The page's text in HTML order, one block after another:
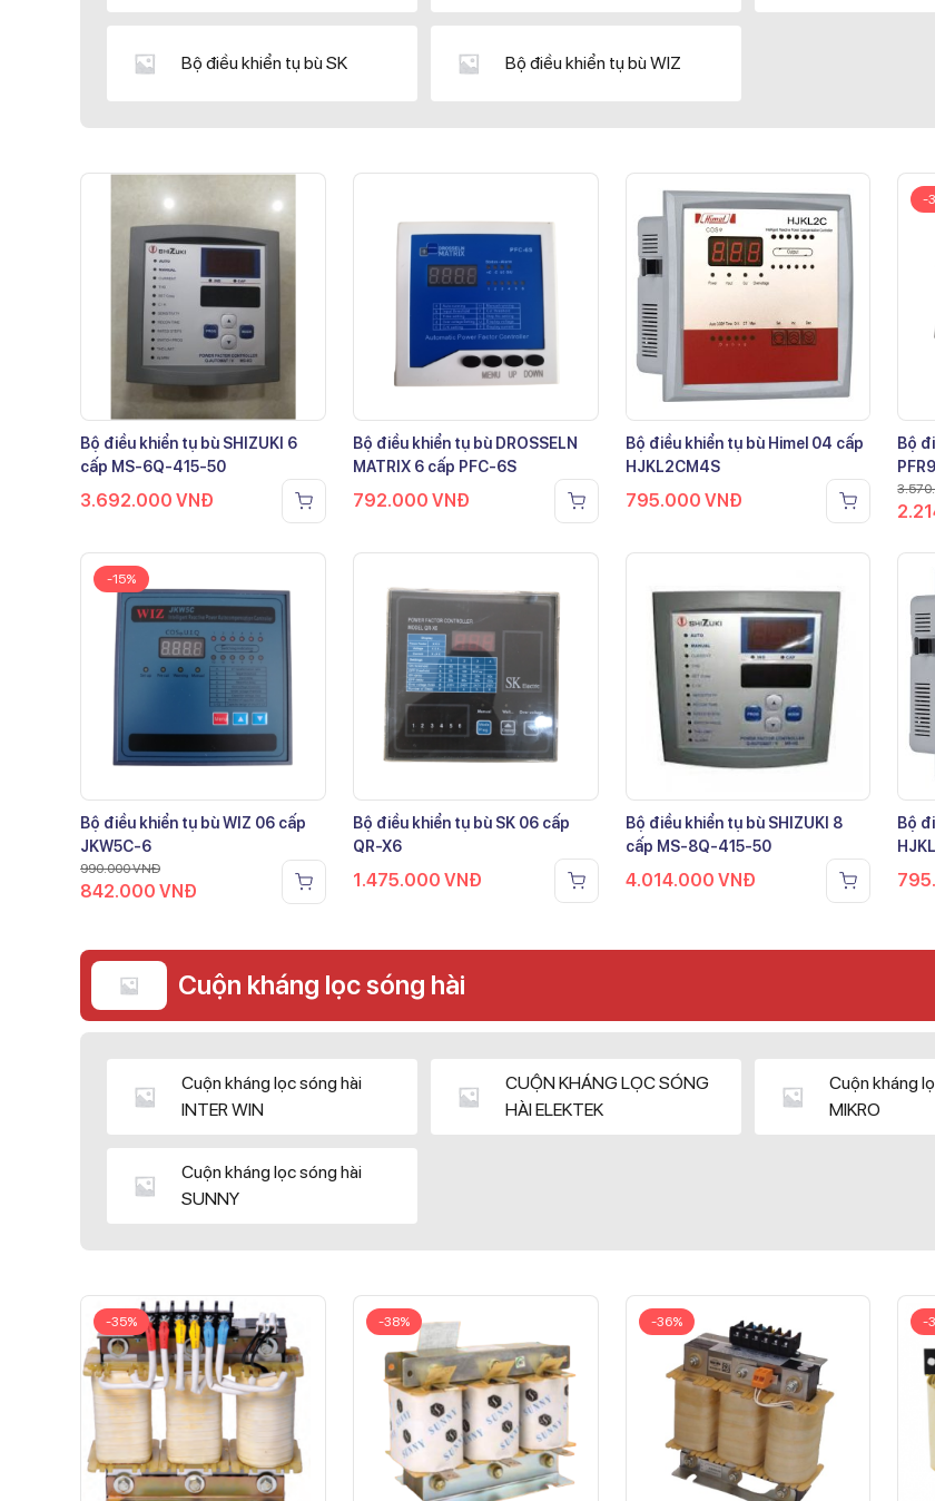
Bộ điều khiển tụ bù SK Bộ điều khiển tụ bù WIZ
Bộ điều khiển tụ bù SHIZUKI 6
cấp MS-6Q-415-50
3.692.000 VNĐ
Bộ điều khiển tụ bù DROSSELN
MATRIX 6 cấp PFC-6S
792.000 VNĐ
Bộ điều khiển tụ bù Himel 04 cấp
HJKL2CM4S
795.000 VNĐ
-
Bộ
-15%
Bộ điều khiển tụ bù WIZ 06 cấp
JKW5C-6
990.000VNĐ
842.000 VNĐ
Bộ điều khiển tụ bù SK 06 cấp
QR-X6
1.475.000 VNĐ
Bộ điều khiển tụ bù SHIZUKI 8
cấp MS-8Q-415-50
4.014.000 VNĐ
Bộ
Cuộn kháng lọc sóng hài
Cuộn kháng lọc sóng hài
INTER WIN
CUỘN KHÁNG LỌC SÓNG
HÀI ELEKTEK
Cuộn kháng
MIKRO
Cuộn kháng lọc sóng hài
SUNNY
-35% -38% -36% -